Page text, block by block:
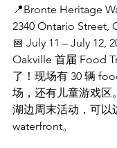
📍Bronte Heritage
2340 Ontario Street,
📅 July 11 – July 12,
Oakville 首届 Food
了！现场有 30 辆
场，还有儿童游戏区
湖边周末活动，可以
waterfront。